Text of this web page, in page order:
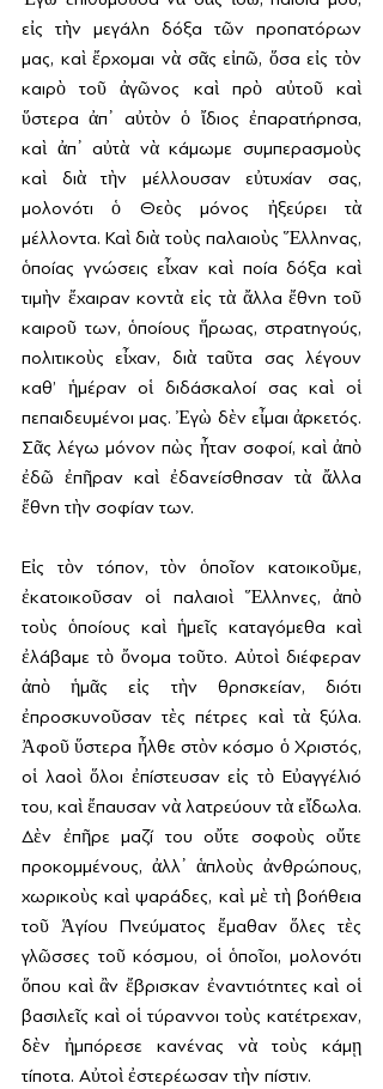
εἰς τὴν μεγάλη δόξα τῶν προπατόρων
μας, καὶ ἔρχομαι νὰ σᾶς εἰπῶ, ὅσα εἰς τὸν
καιρὸ τοῦ ἀγῶνος καὶ πρὸ αὐτοῦ καὶ
ὕστερα ἀπ᾿ αὐτὸν ὁ ἴδιος ἐπαρατήρησα,
καὶ ἀπ᾿ αὐτὰ νὰ κάμωμε συμπερασμοὺς
καὶ διὰ τὴν μέλλουσαν εὐτυχίαν σας,
μολονότι ὁ Θεὸς μόνος ἠξεύρει τὰ
μέλλοντα. Καὶ διὰ τοὺς παλαιοὺς Ἕλληνας,
ὁποίας γνώσεις εἶχαν καὶ ποία δόξα καὶ
τιμὴν ἔχαιραν κοντὰ εἰς τὰ ἄλλα ἔθνη τοῦ
καιροῦ των, ὁποίους ἥρωας, στρατηγούς,
πολιτικοὺς εἶχαν, διὰ ταῦτα σας λέγουν
καθ’ ἡμέραν οἱ διδάσκαλοί σας καὶ οἱ
πεπαιδευμένοι μας. Ἐγὼ δὲν εἶμαι ἀρκετός.
Σᾶς λέγω μόνον πὼς ἦταν σοφοί, καὶ ἀπὸ
ἐδῶ ἐπῆραν καὶ ἐδανείσθησαν τὰ ἄλλα
ἔθνη τὴν σοφίαν των.
Εἰς τὸν τόπον, τὸν ὁποῖον κατοικοῦμε,
ἐκατοικοῦσαν οἱ παλαιοὶ Ἕλληνες, ἀπὸ
τοὺς ὁποίους καὶ ἡμεῖς καταγόμεθα καὶ
ἐλάβαμε τὸ ὄνομα τοῦτο. Αὐτοὶ διέφεραν
ἀπὸ ἡμᾶς εἰς τὴν θρησκείαν, διότι
ἐπροσκυνοῦσαν τὲς πέτρες καὶ τὰ ξύλα.
Ἀφοῦ ὕστερα ἦλθε στὸν κόσμο ὁ Χριστός,
οἱ λαοὶ ὅλοι ἐπίστευσαν εἰς τὸ Εὐαγγέλιό
του, καὶ ἔπαυσαν νὰ λατρεύουν τὰ εἴδωλα.
Δὲν ἐπῆρε μαζί του οὔτε σοφοὺς οὔτε
προκομμένους, ἀλλ᾿ ἁπλοὺς ἀνθρώπους,
χωρικοὺς καὶ ψαράδες, καὶ μὲ τὴ βοήθεια
τοῦ Ἁγίου Πνεύματος ἔμαθαν ὅλες τὲς
γλῶσσες τοῦ κόσμου, οἱ ὁποῖοι, μολονότι
ὅπου καὶ ἂν ἔβρισκαν ἐναντιότητες καὶ οἱ
βασιλεῖς καὶ οἱ τύραννοι τοὺς κατέτρεχαν,
δὲν ἠμπόρεσε κανένας νὰ τοὺς κάμῃ
τίποτα. Αὐτοὶ ἐστερέωσαν τὴν πίστιν.